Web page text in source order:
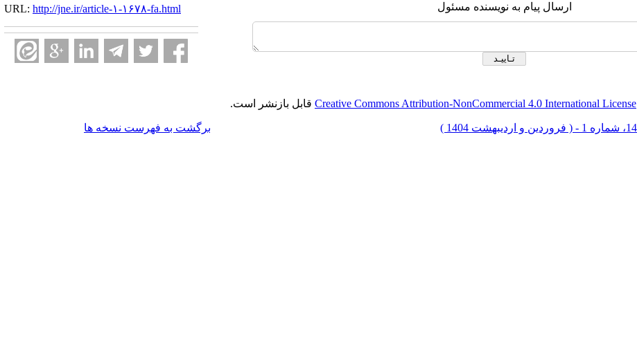
ارسال پیام به نویسنده مسئول URL: http://jne.ir/article-۱-۱۶۷۸-fa.html
Creative Commons Attribution-NonCommercial 4.0 International License قابل بازنشر است.
برگشت به فهرست نسخه ها